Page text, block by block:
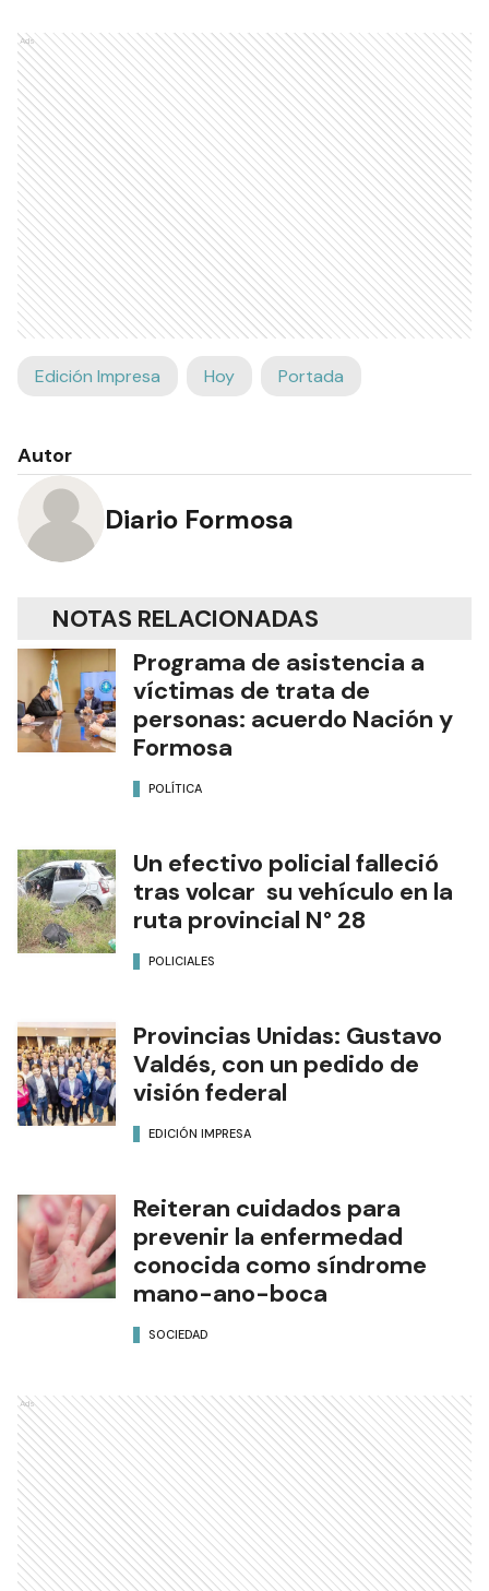
Ads
Edición Impresa Hoy Portada
Autor
Diario Formosa
NOTAS RELACIONADAS
Programa de asistencia a
víctimas de trata de
personas: acuerdo Nación y
Formosa
POLÍTICA
Un efectivo policial falleció
tras volcar su vehículo en la
ruta provincial N° 28
POLICIALES
Provincias Unidas: Gustavo
Valdés, con un pedido de
visión federal
EDICIÓN IMPRESA
Reiteran cuidados para
prevenir la enfermedad
conocida como síndrome
mano-ano-boca
SOCIEDAD
Ads